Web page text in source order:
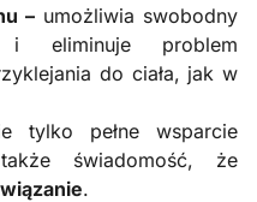
– umożliwia swobodny
i eliminuje problem
do ciała, jak w
tylko pełne wsparcie
świadomość, że
.